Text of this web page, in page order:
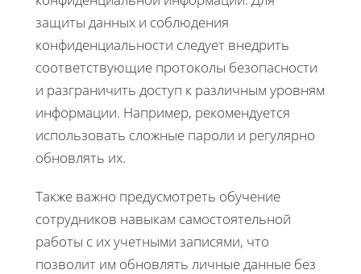
защиты данных и соблюдения
конфиденциальности следует внедрить
соответствующие протоколы безопасности
и разграничить доступ к различным уровням
информации. Например, рекомендуется
использовать сложные пароли и регулярно
обновлять их.
Также важно предусмотреть обучение
сотрудников навыкам самостоятельной
работы с их учетными записями, что
позволит им обновлять личные данные без